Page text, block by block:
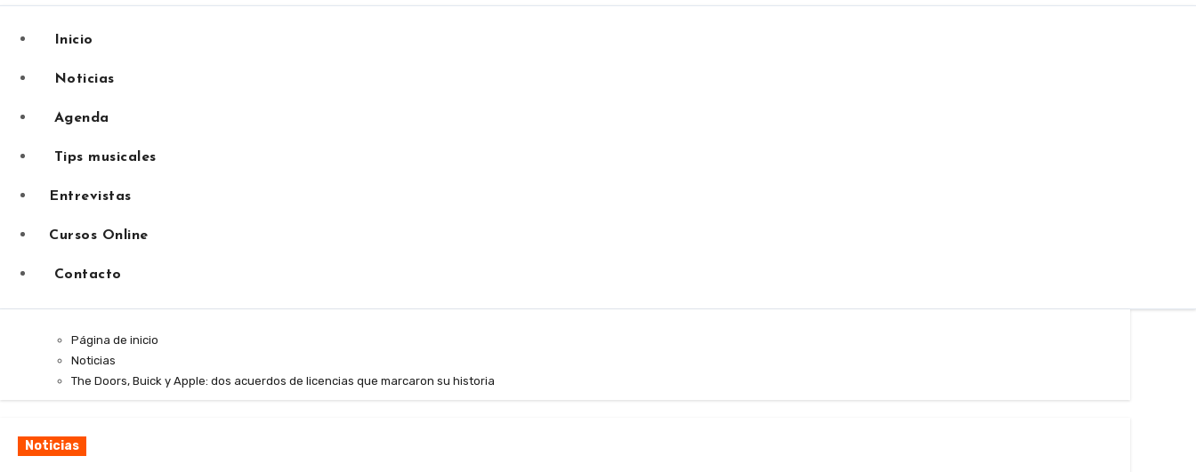
Inicio
Noticias
Agenda
Tips musicales
Entrevistas
Cursos Online
Contacto
Página de inicio
Noticias
The Doors, Buick y Apple: dos acuerdos de licencias que marcaron su historia
Noticias